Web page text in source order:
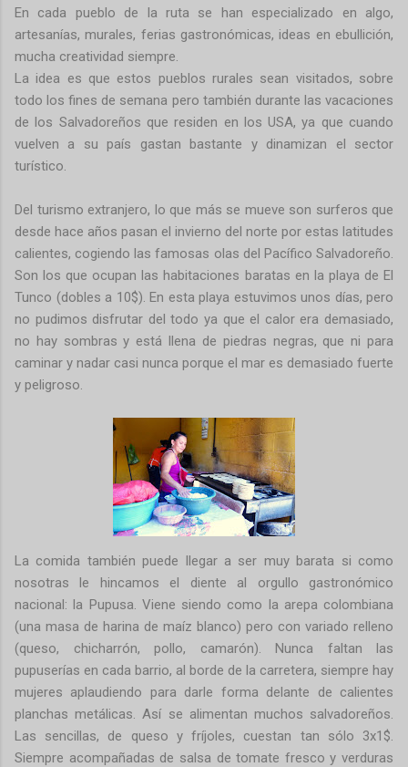
En cada pueblo de la ruta se han especializado en algo,
artesanías, murales, ferias gastronómicas, ideas en ebullición,
mucha creatividad siempre.
La idea es que estos pueblos rurales sean visitados, sobre
todo los fines de semana pero también durante las vacaciones
de los Salvadoreños que residen en los USA, ya que cuando
vuelven a su país gastan bastante y dinamizan el sector
turístico.
Del turismo extranjero, lo que más se mueve son surferos que
desde hace años pasan el invierno del norte por estas latitudes
calientes, cogiendo las famosas olas del Pacífico Salvadoreño.
Son los que ocupan las habitaciones baratas en la playa de El
Tunco (dobles a 10$). En esta playa estuvimos unos días, pero
no pudimos disfrutar del todo ya que el calor era demasiado,
no hay sombras y está llena de piedras negras, que ni para
caminar y nadar casi nunca porque el mar es demasiado fuerte
y peligroso.
La comida también puede llegar a ser muy barata si como
nosotras le hincamos el diente al orgullo gastronómico
nacional: la Pupusa. Viene siendo como la arepa colombiana
(una masa de harina de maíz blanco) pero con variado relleno
(queso, chicharrón, pollo, camarón). Nunca faltan las
pupuserías en cada barrio, al borde de la carretera, siempre hay
mujeres aplaudiendo para darle forma delante de calientes
planchas metálicas. Así se alimentan muchos salvadoreños.
Las sencillas, de queso y fríjoles, cuestan tan sólo 3x1$.
Siempre acompañadas de salsa de tomate fresco y verduras